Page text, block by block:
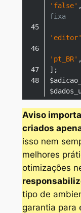
'false'
fixa
'editor'
'pt_BR'
Aviso
criados
isso nem
melhores
otimizações
tipo de
garantia para